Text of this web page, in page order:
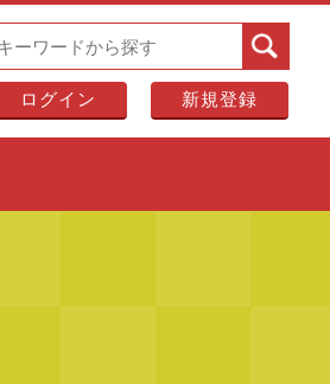
ログイン 新規登録